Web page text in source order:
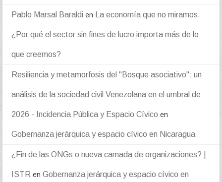
Pablo Marsal Baraldi en La economía que no miramos.
¿Por qué el sector sin fines de lucro importa más de lo
que creemos?
Resiliencia y metamorfosis del "Bosque asociativo": un
análisis de la sociedad civil Venezolana en el umbral de
2026 - Incidencia Pública y Espacio Cívico en
Gobernanza jerárquica y espacio cívico en Nicaragua
¿Fin de las ONGs o nueva camada de organizaciones? |
ISTR en Gobernanza jerárquica y espacio cívico en